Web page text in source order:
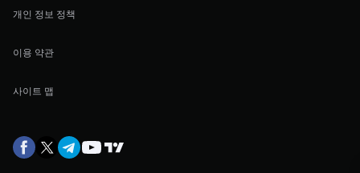
개인 정보 정책
이용 약관
사이트 맵